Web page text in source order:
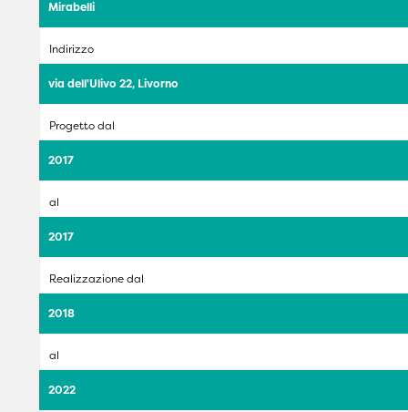
Mirabelli
Indirizzo
via dell'Ulivo 22, Livorno
Progetto dal
2017
al
2017
Realizzazione dal
2018
al
2022